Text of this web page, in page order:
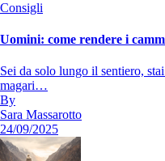
Consigli
Uomini: come rendere i
Sei da solo lungo il sentiero,
magari…
By
Sara Massarotto
24/09/2025